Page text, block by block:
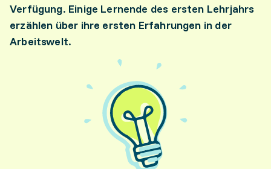
Verfügung. Einige Lernende des ersten Lehrjahrs
erzählen über ihre ersten Erfahrungen in der
Arbeitswelt.